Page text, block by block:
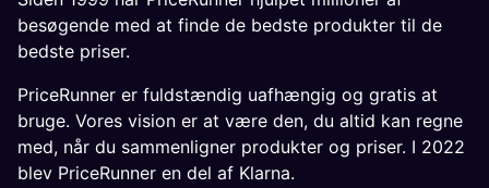
besøgende med at finde de bedste produkter til de
bedste priser.
PriceRunner er fuldstændig uafhængig og gratis at
bruge. Vores vision er at være den, du altid kan regne
med, når du sammenligner produkter og priser. I 2022
blev PriceRunner en del af Klarna.